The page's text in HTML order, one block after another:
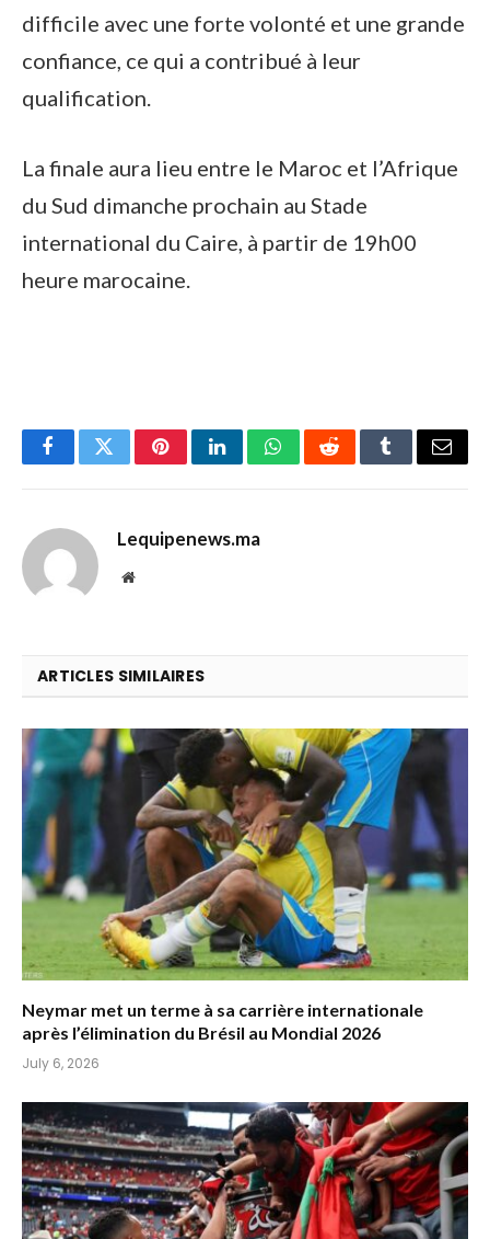
difficile avec une forte volonté et une grande
confiance, ce qui a contribué à leur
qualification.
La finale aura lieu entre le Maroc et l’Afrique
du Sud dimanche prochain au Stade
international du Caire, à partir de 19h00
heure marocaine.
FacebookTwitterPinterestLinkedInWhatsAppRedditTumblrEmail
Lequipenews.ma
Website
ARTICLES SIMILAIRES
Neymar met un terme à sa carrière internationale
après l’élimination du Brésil au Mondial 2026
July 6, 2026